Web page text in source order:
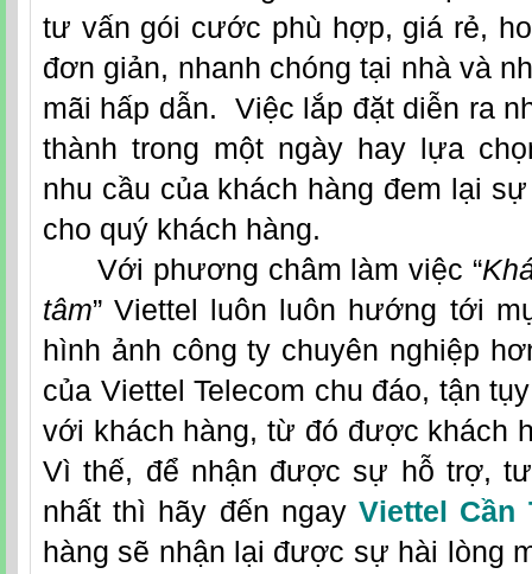
tư vấn gói cước phù hợp, giá rẻ,
đơn giản, nhanh chóng tại nhà và
mãi hấp dẫn. Việc lắp đặt diễn ra
thành trong một ngày hay lựa
nhu cầu của khách hàng đem lại
cho quý khách hàng.
Với phương châm làm việc “
tâm” Viettel luôn luôn hướng tới
hình ảnh công ty chuyên nghiệp
của Viettel Telecom chu đáo, tận
với khách hàng, từ đó được khách
Vì thế, để nhận được sự hỗ trợ,
nhất thì hãy đến ngayViettel Cần
hàng sẽ nhận lại được sự hài lòng